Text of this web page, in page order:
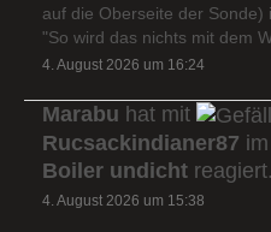
auf die Oberseite der
"So wird das nichts mit dem
4. August 2026 um 16:24
Marabu hat mit
Rucsackindianer87
Boiler undicht reagiert.
4. August 2026 um 15:38